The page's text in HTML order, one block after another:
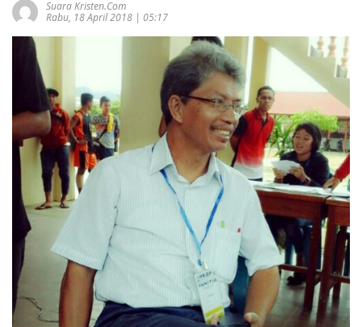
Suara Kristen.com
Rabu, 18 April 2018 | 05:17